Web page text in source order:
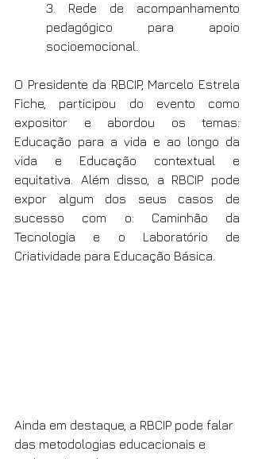
3. Rede de acompanhamento
pedagógico para apoio
socioemocional.
O Presidente da RBCIP, Marcelo Estrela
Fiche, participou do evento como
expositor e abordou os temas:
Educação para a vida e ao longo da
vida e Educação contextual e
equitativa. Além disso, a RBCIP pode
expor algum dos seus casos de
sucesso com o: Caminhão da
Tecnologia e o Laboratório de
Criatividade para Educação Básica.
Ainda em destaque, a RBCIP pode falar
das metodologias educacionais e